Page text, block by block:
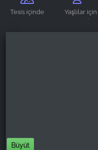
Tesis içinde
Yaşlılar için
uygundur
Büyüt
Purpose:
toplanması